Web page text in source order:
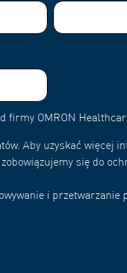
firmy OMRON
Aby uzyskać więcej
się do
i